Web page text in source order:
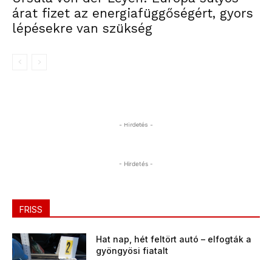
árat fizet az energiafüggőségért, gyors
lépésekre van szükség
- Hirdetés -
- Hirdetés -
FRISS
Hat nap, hét feltört autó – elfogták a
gyöngyösi fiatalt